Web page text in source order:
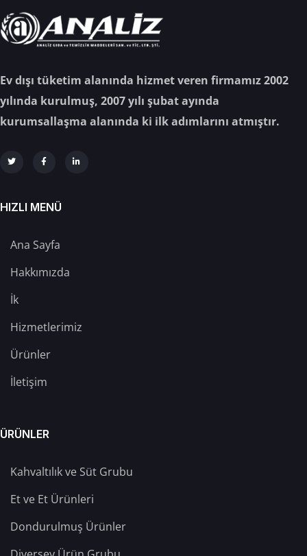
Ev dışı tüketim alanında hizmet veren firmamız 2002
yılında kurulmuş, 2007 yılı şubat ayında
kurumsallaşma alanında ki ilk adımlarını atmıştır.
HIZLI MENÜ
Ana Sayfa
Hakkımızda
İk
Hizmetlerimiz
Ürünler
İletişim
ÜRÜNLER
Kahvaltılık ve Süt Grubu
Et ve Et Ürünleri
Dondurulmuş Ürünler